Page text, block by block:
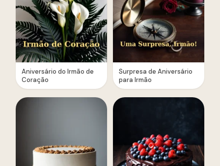
Aniversário do Irmão de
Coração
Surpresa de Aniversário
para Irmão